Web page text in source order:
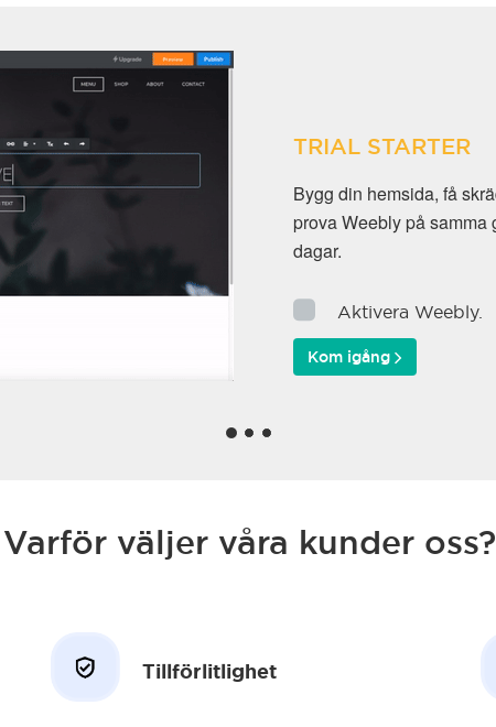
TRIAL STARTER
Bygg din hemsida, få skräddarsydd e-postadress
prova Weebly på samma gång. Testversionen är tillgänglig i 30
dagar.
Varför väljer våra kunder oss?
Tillförlitlighet